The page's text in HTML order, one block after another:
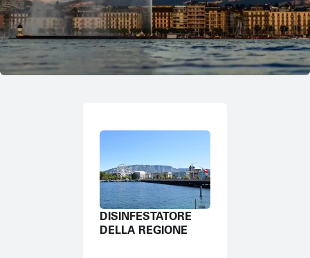
DISINFESTATORE
DELLA REGIONE